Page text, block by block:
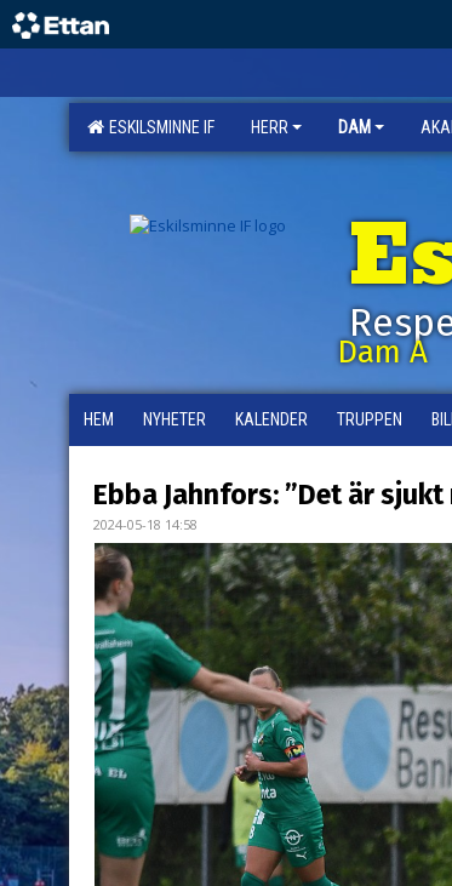
ESKILSMINNE IF HERR DAM
Dam A
HEM NYHETER KALENDER TRUPPEN
Ebba Jahnfors: ”Det är
2024-05-18 14:58